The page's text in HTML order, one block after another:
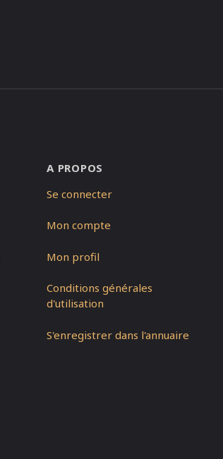
A PROPOS
Se connecter
Mon compte
Mon profil
Conditions générales
d'utilisation
S'enregistrer dans l'annuaire